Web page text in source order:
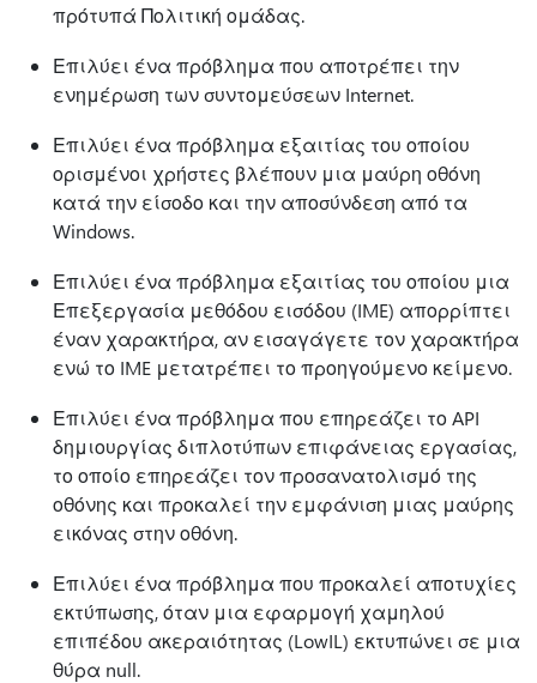
πρότυπά Πολιτική ομάδας.
Επιλύει ένα πρόβλημα που αποτρέπει την
ενημέρωση των συντομεύσεων Internet.
Επιλύει ένα πρόβλημα εξαιτίας του οποίου
ορισμένοι χρήστες βλέπουν μια μαύρη οθόνη
κατά την είσοδο και την αποσύνδεση από τα
Windows.
Επιλύει ένα πρόβλημα εξαιτίας του οποίου μια
Επεξεργασία μεθόδου εισόδου (IME) απορρίπτει
έναν χαρακτήρα, αν εισαγάγετε τον χαρακτήρα
ενώ το IME μετατρέπει το προηγούμενο κείμενο.
Επιλύει ένα πρόβλημα που επηρεάζει το API
δημιουργίας διπλοτύπων επιφάνειας εργασίας,
το οποίο επηρεάζει τον προσανατολισμό της
οθόνης και προκαλεί την εμφάνιση μιας μαύρης
εικόνας στην οθόνη.
Επιλύει ένα πρόβλημα που προκαλεί αποτυχίες
εκτύπωσης, όταν μια εφαρμογή χαμηλού
επιπέδου ακεραιότητας (LowIL) εκτυπώνει σε μια
θύρα null.